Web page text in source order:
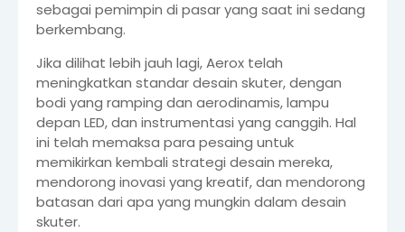
sebagai pemimpin di pasar yang saat ini sedang
berkembang.
Jika dilihat lebih jauh lagi, Aerox telah
meningkatkan standar desain skuter, dengan
bodi yang ramping dan aerodinamis, lampu
depan LED, dan instrumentasi yang canggih. Hal
ini telah memaksa para pesaing untuk
memikirkan kembali strategi desain mereka,
mendorong inovasi yang kreatif, dan mendorong
batasan dari apa yang mungkin dalam desain
skuter.